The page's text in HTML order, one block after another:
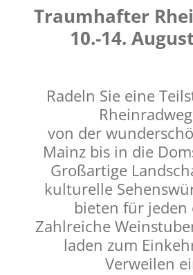
Traumhafter
10.-14.
Radeln Sie eine
von der
Mainz bis in die
Großartige
kulturelle
bieten für jeden
Zahlreiche
laden zum
Verweilen